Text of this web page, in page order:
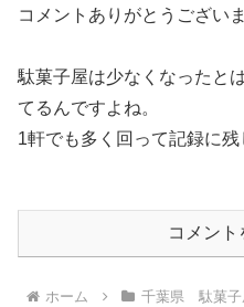
コメントありがとうございま
駄菓子屋は少なくなったと
てるんですよね。
1軒でも多く回って記録に
コメント
ホーム 千葉県 駄菓子